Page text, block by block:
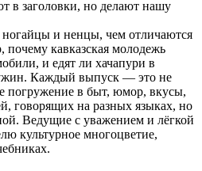
в заголовки, но делают нашу
ногайцы и ненцы, чем отличаются
кавказская молодежь
и едят ли хачапури в
Каждый выпуск — это не
погружение в быт, юмор, вкусы,
говорящих на разных языках, но
Ведущие с уважением и лёгкой
культурное многоцветие,